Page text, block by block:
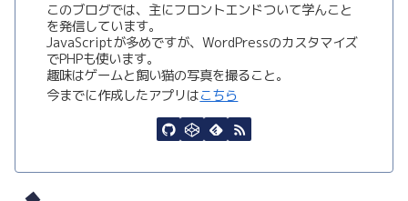
このブログでは、主にフロントエンドついて学んこと
を発信しています。
JavaScriptが多めですが、WordPressのカスタマイズ
でPHPも使います。
趣味はゲームと飼い猫の写真を撮ること。
今までに作成したアプリはこちら